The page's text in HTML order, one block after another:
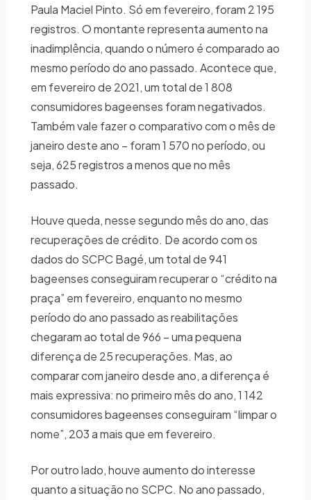
Paula Maciel Pinto. Só em fevereiro, foram 2 195
registros. O montante representa aumento na
inadimplência, quando o número é comparado ao
mesmo período do ano passado. Acontece que,
em fevereiro de 2021, um total de 1 808
consumidores bageenses foram negativados.
Também vale fazer o comparativo com o mês de
janeiro deste ano – foram 1 570 no período, ou
seja, 625 registros a menos que no mês
passado.
Houve queda, nesse segundo mês do ano, das
recuperações de crédito. De acordo com os
dados do SCPC Bagé, um total de 941
bageenses conseguiram recuperar o “crédito na
praça” em fevereiro, enquanto no mesmo
período do ano passado as reabilitações
chegaram ao total de 966 – uma pequena
diferença de 25 recuperações. Mas, ao
comparar com janeiro desde ano, a diferença é
mais expressiva: no primeiro mês do ano, 1 142
consumidores bageenses conseguiram “limpar o
nome”, 203 a mais que em fevereiro.
Por outro lado, houve aumento do interesse
quanto a situação no SCPC. No ano passado,